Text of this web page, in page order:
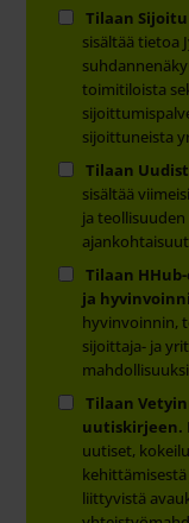
Tilaan
sisältää tietoa
toimitiloista
sijoittuneista
Tilaan
sisältää
ja
Tilaan
ja
hyvinvoinnin,
sijoittaja- ja
Tilaan
uutiskirjeen.
uutiset,
kehittämisestä
liittyvistä